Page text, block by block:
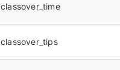
classover_time
classover_tips